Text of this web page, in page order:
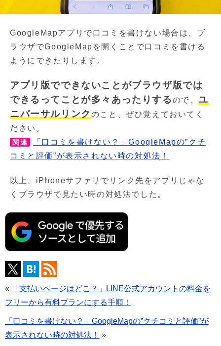
GoogleMapアプリで口コミを書けない場合は、ブ
ラウザでGoogleMapを開くことで口コミを書ける
ようにできたりします。
アプリ版でできないことがブラウザ版では
できるってことが多々あったりするので、ユ
ニバーサルリンク のこと、ぜひ覚えておいてく
ださい。
関連
「口コミを書けない？」GoogleMapの”クチ
コミと評価”が表示されない時の対処法！
以上、iPhoneサファリでリンク先をアプリじゃな
くブラウザで見たい時の対処法でした。
«
「支払いページはどこ？」LINE公式アカウントの料金を
フリーから有料プランにする手順！
「口コミを書けない？」GoogleMapの”クチコミと評価”が
表示されない時の対処法！
»